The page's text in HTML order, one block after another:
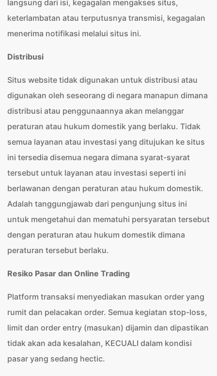
langsung dari isi, kegagalan mengakses situs,
keterlambatan atau terputusnya transmisi, kegagalan
menerima notifikasi melalui situs ini.
Distribusi
Situs website tidak digunakan untuk distribusi atau
digunakan oleh seseorang di negara manapun dimana
distribusi atau penggunaannya akan melanggar
peraturan atau hukum domestik yang berlaku. Tidak
semua layanan atau investasi yang ditujukan ke situs
ini tersedia disemua negara dimana syarat-syarat
tersebut untuk layanan atau investasi seperti ini
berlawanan dengan peraturan atau hukum domestik.
Adalah tanggungjawab dari pengunjung situs ini
untuk mengetahui dan mematuhi persyaratan tersebut
dengan peraturan atau hukum domestik dimana
peraturan tersebut berlaku.
Resiko Pasar dan Online Trading
Platform transaksi menyediakan masukan order yang
rumit dan pelacakan order. Semua kegiatan stop-loss,
limit dan order entry (masukan) dijamin dan dipastikan
tidak akan ada kesalahan, KECUALI dalam kondisi
pasar yang sedang hectic.